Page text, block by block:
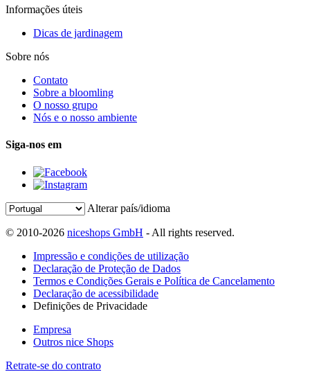
Informações úteis
Dicas de jardinagem
Sobre nós
Contato
Sobre a bloomling
O nosso grupo
Nós e o nosso ambiente
Siga-nos em
Alterar país/idioma
© 2010-2026 niceshops GmbH - All rights reserved.
Impressão e condições de utilização
Declaração de Proteção de Dados
Termos e Condições Gerais e Política de Cancelamento
Declaração de acessibilidade
Definições de Privacidade
Empresa
Outros nice Shops
Retrate-se do contrato